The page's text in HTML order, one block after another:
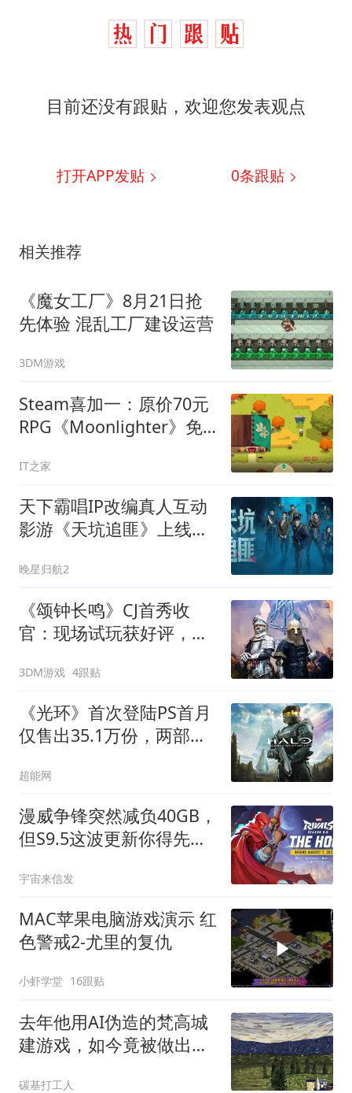
目前还没有跟贴，欢迎您发表观点
打开APP发贴 0条跟贴
相关推荐
《魔女工厂》8月21日抢
先体验 混乱工厂建设运营
3DM游戏
Steam喜加一：原价70元
RPG《Moonlighter》免
IT之家
天下霸唱IP改编真人互动
影游《天坑追匪》上线
晚星归航2
《颂钟长鸣》CJ首秀收
官：现场试玩获好评，全
3DM游戏 4跟贴
《光环》首次登陆PS首月
仅售出35.1万份，两部
1120万份
超能网
漫威争锋突然减负40GB，
但S9.5这波更新你得先扛
宇宙来信发
MAC苹果电脑游戏演示 红
色警戒2-尤里的复仇
小虾学堂 16跟贴
去年他用AI伪造的梵高城
建游戏，如今竟被做出来
碳基打工人